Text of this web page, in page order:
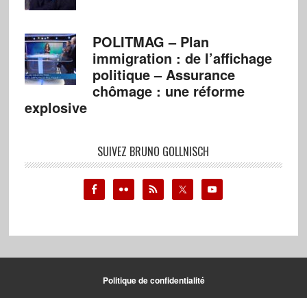
POLITMAG – Plan
immigration : de l’affichage
politique – Assurance
chômage : une réforme
explosive
SUIVEZ BRUNO GOLLNISCH
Politique de confidentialité